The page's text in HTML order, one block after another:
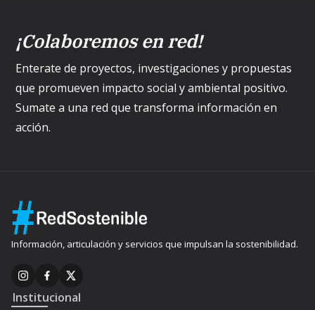
¡Colaboremos en red!
Enterate de proyectos, investigaciones y propuestas
que promueven impacto social y ambiental positivo.
Sumate a una red que transforma información en
acción.
Información, articulación y servicios que impulsan la sostenibilidad.
Institucional